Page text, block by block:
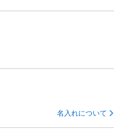
名入れについて